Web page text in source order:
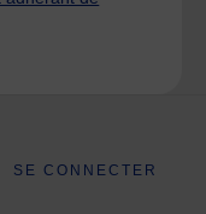
SE CONNECTER